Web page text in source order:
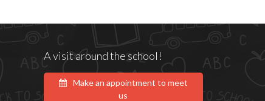
A visit around the school!
Make an appointment to meet
us